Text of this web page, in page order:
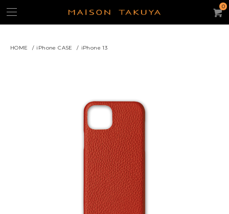
カテゴリー
スモール・レザーグッズ
0
HOME / iPhone CASE / iPhone 13